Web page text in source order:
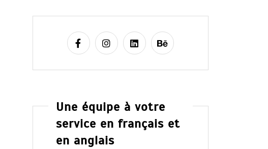
Une équipe à votre
service en français et
en anglais